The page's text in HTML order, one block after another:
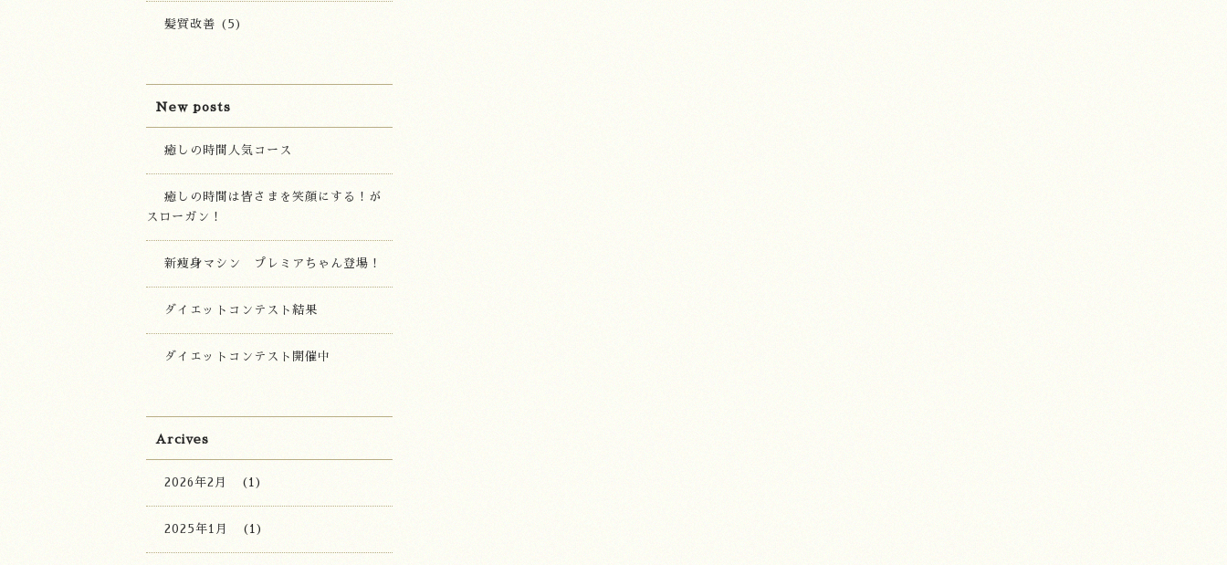
髪質改善 (5)
New posts
癒しの時間人気コース
癒しの時間は皆さまを笑顔にする！が
スローガン！
新痩身マシン プレミアちゃん登場！
ダイエットコンテスト結果
ダイエットコンテスト開催中
Arcives
2026年2月 (1)
2025年1月 (1)